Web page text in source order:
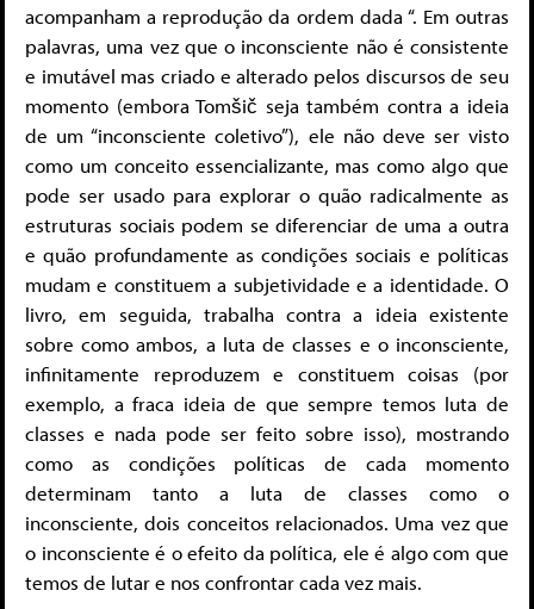
acompanham a reprodução da ordem dada “. Em outras
palavras, uma vez que o inconsciente não é consistente
e imutável mas criado e alterado pelos discursos de seu
momento (embora Tomšič seja também contra a ideia
de um “inconsciente coletivo”), ele não deve ser visto
como um conceito essencializante, mas como algo que
pode ser usado para explorar o quão radicalmente as
estruturas sociais podem se diferenciar de uma a outra
e quão profundamente as condições sociais e políticas
mudam e constituem a subjetividade e a identidade. O
livro, em seguida, trabalha contra a ideia existente
sobre como ambos, a luta de classes e o inconsciente,
infinitamente reproduzem e constituem coisas (por
exemplo, a fraca ideia de que sempre temos luta de
classes e nada pode ser feito sobre isso), mostrando
como as condições políticas de cada momento
determinam tanto a luta de classes como o
inconsciente, dois conceitos relacionados. Uma vez que
o inconsciente é o efeito da política, ele é algo com que
temos de lutar e nos confrontar cada vez mais.